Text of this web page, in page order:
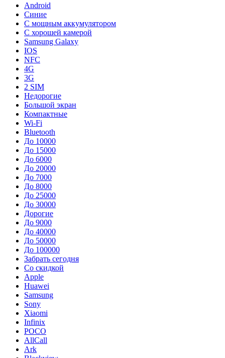
Android
Синие
С мощным аккумулятором
С хорошей камерой
Samsung Galaxy
IOS
NFC
4G
3G
2 SIM
Недорогие
Большой экран
Компактные
Wi-Fi
Bluetooth
До 10000
До 15000
До 6000
До 20000
До 7000
До 8000
До 25000
До 30000
Дорогие
До 9000
До 40000
До 50000
До 100000
Забрать сегодня
Со скидкой
Apple
Huawei
Samsung
Sony
Xiaomi
Infinix
POCO
AllCall
Ark